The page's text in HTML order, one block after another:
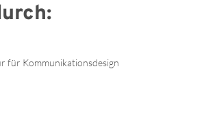
für Kommunikationsdesign